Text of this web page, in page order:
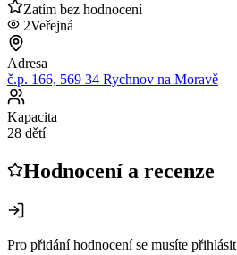
Zatím bez hodnocení
2Veřejná
Adresa
č.p. 166, 569 34 Rychnov na Moravě
Kapacita
28 dětí
Hodnocení a recenze
Pro přidání hodnocení se musíte přihlásit